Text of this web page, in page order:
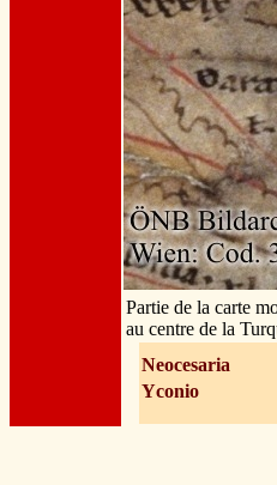
Partie de la carte
au centre de la
Neocesaria
Yconio